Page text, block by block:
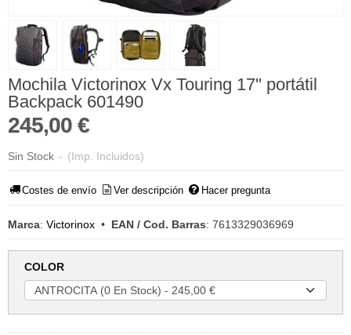
Mochila Victorinox Vx Touring 17'' portátil
Backpack 601490
245,00 €
Sin Stock - (Imp. Incluidos)
Costes de envío Ver descripción Hacer pregunta
Marca: Victorinox • EAN / Cod. Barras: 7613329036969
COLOR